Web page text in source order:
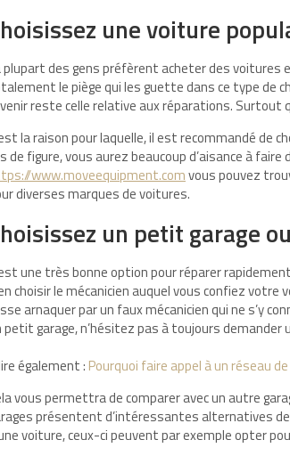
une voiture
plupart des gens préfèrent acheter des voitures
le piège qui les guette dans ce type de
reste celle relative aux réparations. Surtout
la raison pour laquelle, il est recommandé de
de figure, vous aurez beaucoup d’aisance à
www.moveequipment.comvous pouvez
diverses marques de voitures.
un petit garage
une très bonne option pour réparer
choisir le mécanicien auquel vous confiez
arnaquer par un faux mécanicien qui ne s’y
petit garage, n’hésitez pas à toujours
également : Pourquoi faire appel à un réseau
vous permettra de comparer avec un autre
présentent d’intéressantes alternatives
voiture, ceux-ci peuvent par exemple opter